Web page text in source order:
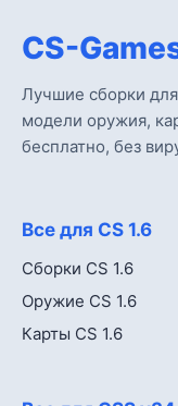
CS-
Лучшие сборки
модели оружия,
бесплатно, без
Все для CS 1.6
Сборки CS 1.6
Оружие CS 1.6
Карты CS 1.6